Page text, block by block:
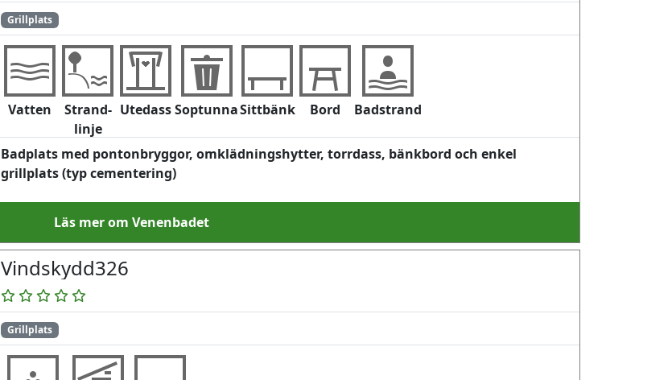
Grillplats
Vatten
Strand-
linje
UtedassSoptunnaSittbänk Bord Badstrand
Badplats med pontonbryggor, omklädningshytter, torrdass, bänkbord och enkel
grillplats (typ cementering)
Läs mer om Venenbadet
Vindskydd326
Grillplats